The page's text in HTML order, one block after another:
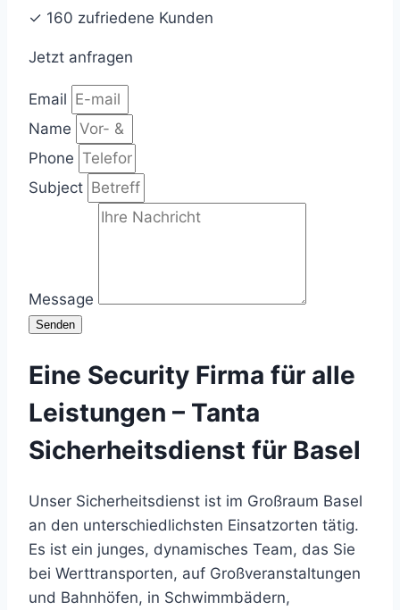
✓ 160 zufriedene Kunden
Jetzt anfragen
Email
Name
Phone
Subject
Message
Senden
Eine Security Firma für alle
Leistungen – Tanta
Sicherheitsdienst für Basel
Unser Sicherheitsdienst ist im Großraum Basel
an den unterschiedlichsten Einsatzorten tätig.
Es ist ein junges, dynamisches Team, das Sie
bei Werttransporten, auf Großveranstaltungen
und Bahnhöfen, in Schwimmbädern,